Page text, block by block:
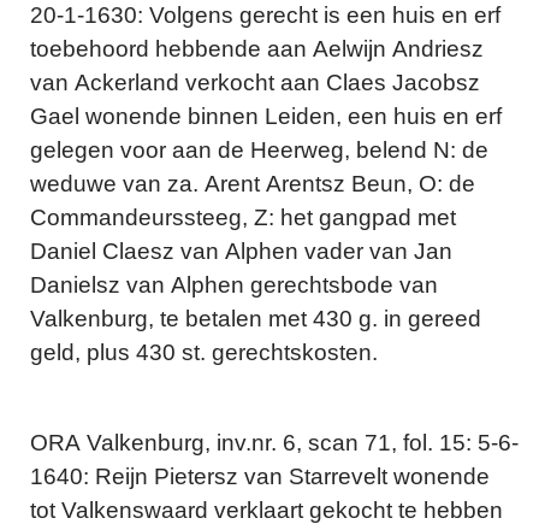
20-1-1630: Volgens gerecht is een huis en erf
toebehoord hebbende aan Aelwijn Andriesz
van Ackerland verkocht aan Claes Jacobsz
Gael wonende binnen Leiden, een huis en erf
gelegen voor aan de Heerweg, belend N: de
weduwe van za. Arent Arentsz Beun, O: de
Commandeurssteeg, Z: het gangpad met
Daniel Claesz van Alphen vader van Jan
Danielsz van Alphen gerechtsbode van
Valkenburg, te betalen met 430 g. in gereed
geld, plus 430 st. gerechtskosten.
ORA Valkenburg, inv.nr. 6, scan 71, fol. 15: 5-6-
1640: Reijn Pietersz van Starrevelt wonende
tot Valkenswaard verklaart gekocht te hebben